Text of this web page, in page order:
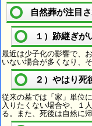
自然葬が注目
１）跡継ぎが
最近は少子化の影響で、
いない場合が多くなり、
２）やはり死
従来の墓では「家」単位
入りたくない場合や、１
る。また、死後は自然に